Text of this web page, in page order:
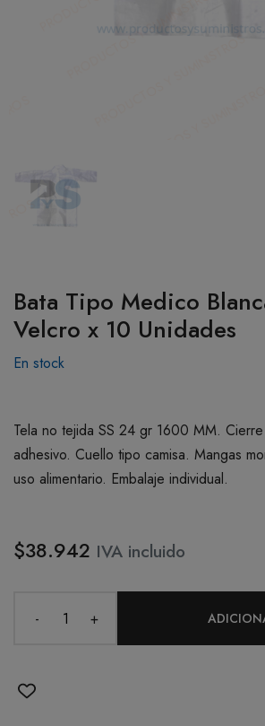
Bata Tipo Medico
Velcro x 10 Unidades
En stock
Tela no tejida SS 24 gr 1600 MM.
adhesivo. Cuello tipo camisa. Mangas
uso alimentario. Embalaje individual.
$38.942 IVA incluido
- +